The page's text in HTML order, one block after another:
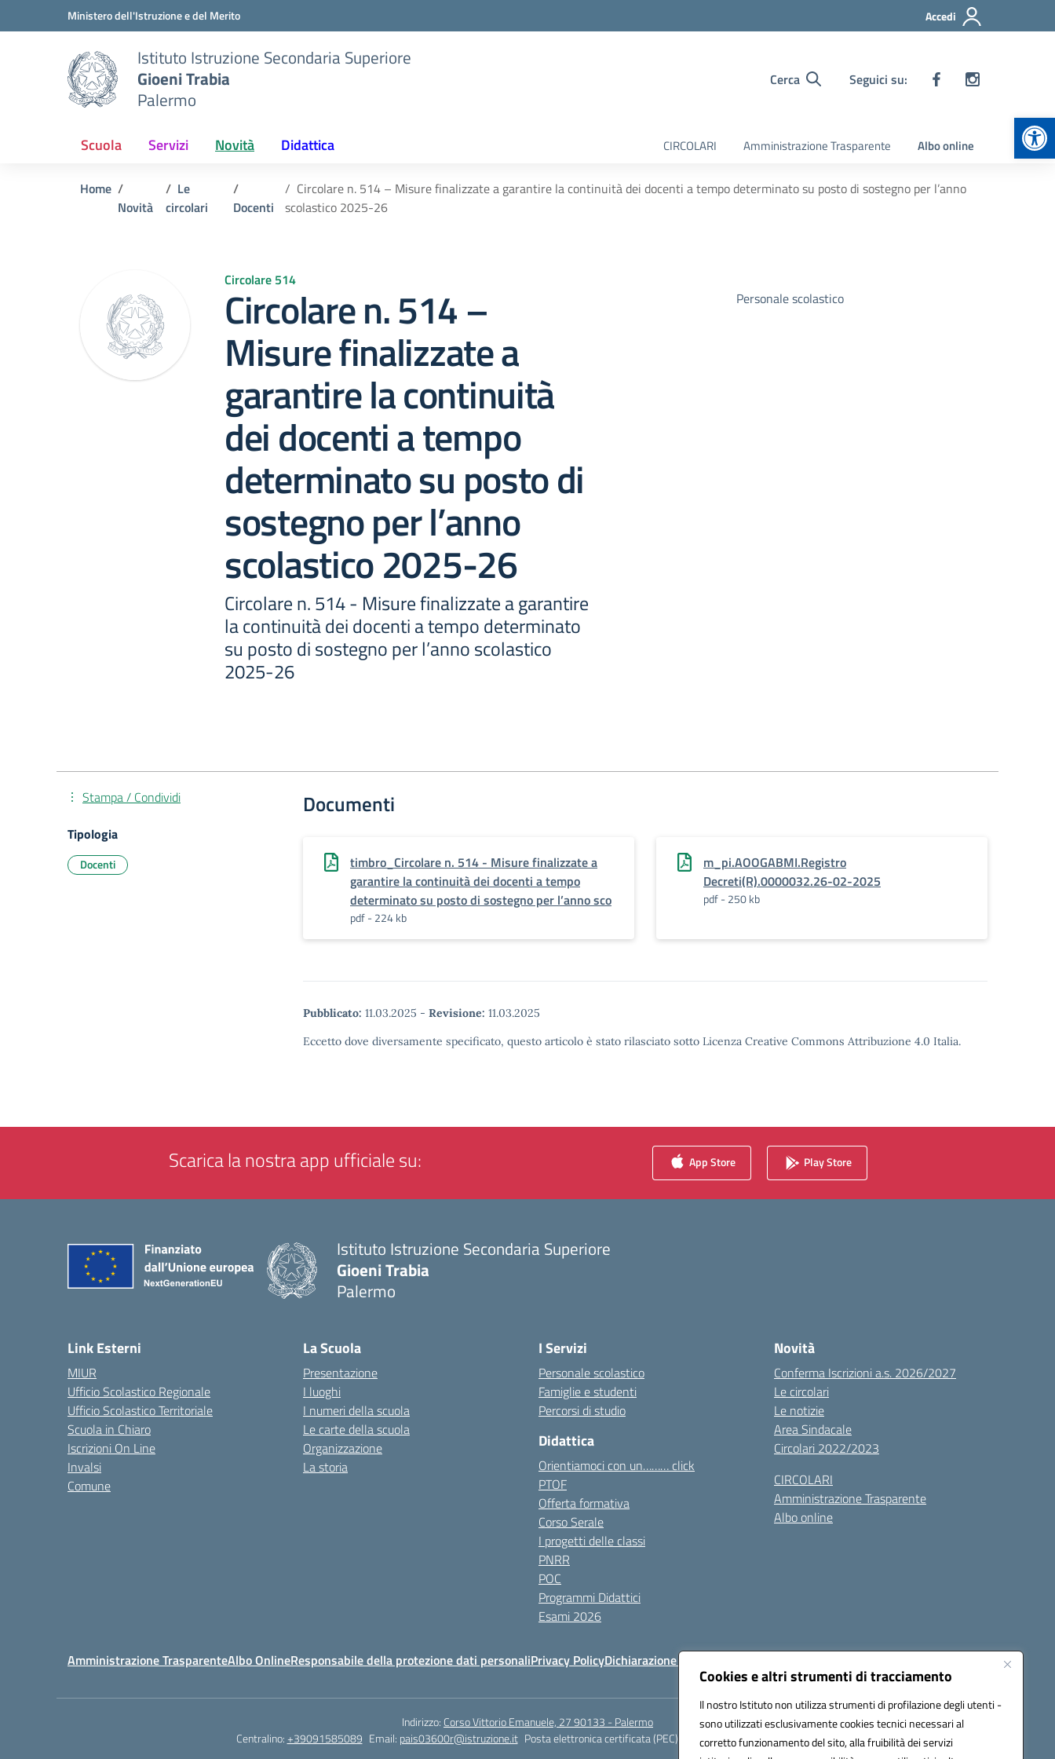
Cookies e altri strumenti di tracciamento
Il nostro Istituto non utilizza strumenti di profilazione degli utenti -
sono utilizzati esclusivamente cookies tecnici necessari al
corretto funzionamento del sito, alla fruibilità dei servizi
Vai ai contenuti
Vai al menu di navigazioneMinistero dell'Istruzione e del Merito Accedi
Istituto Istruzione Secondaria Superiore
Gioeni Trabia
Palermo
Cerca Seguici su:
Scuola Servizi Novità Didattica CIRCOLARI Amministrazione Trasparente Albo online
Home
Novità
Le
circolari
Docenti
Circolare n. 514 – Misure finalizzate a garantire la continuità dei docenti a tempo determinato su posto di sostegno per l’anno
scolastico 2025-26
Circolare 514
Circolare n. 514 –
Misure finalizzate a
garantire la continuità
dei docenti a tempo
determinato su posto di
sostegno per l’anno
scolastico 2025-26
Circolare n. 514 - Misure finalizzate a garantire
la continuità dei docenti a tempo determinato
su posto di sostegno per l’anno scolastico
2025-26
Personale scolastico
Documenti
timbro_Circolare n. 514 - Misure finalizzate a
garantire la continuità dei docenti a tempo
determinato su posto di sostegno per l’anno sco
pdf - 224 kb
m_pi.AOOGABMI.Registro
Decreti(R).0000032.26-02-2025
pdf - 250 kb
Pubblicato: 11.03.2025 - Revisione: 11.03.2025
Eccetto dove diversamente specificato, questo articolo è stato rilasciato sotto Licenza Creative Commons Attribuzione 4.0 Italia.
Stampa / Condividi
Tipologia
Docenti
Scarica la nostra app ufficiale su: App Store Play Store
Istituto Istruzione Secondaria Superiore
Gioeni Trabia
Palermo
Link Esterni
MIUR
Ufficio Scolastico Regionale
Ufficio Scolastico Territoriale
Scuola in Chiaro
Iscrizioni On Line
Invalsi
Comune
La Scuola
Presentazione
I luoghi
I numeri della scuola
Le carte della scuola
Organizzazione
La storia
I Servizi
Personale scolastico
Famiglie e studenti
Percorsi di studio
Didattica
Orientiamoci con un……… click
PTOF
Offerta formativa
Corso Serale
I progetti delle classi
PNRR
POC
Programmi Didattici
Esami 2026
Novità
Conferma Iscrizioni a.s. 2026/2027
Le circolari
Le notizie
Area Sindacale
Circolari 2022/2023
CIRCOLARI
Amministrazione Trasparente
Albo online
Amministrazione TrasparenteAlbo OnlineResponsabile della protezione dati personaliPrivacy PolicyDichiarazione di accessibilità Seguici su:
Indirizzo: Corso Vittorio Emanuele, 27 90133 - Palermo
Centralino:+39091585089 Email: pais03600r@istruzione.it Posta elettronica certificata (PEC): pais03600r@pec.istruzione.it